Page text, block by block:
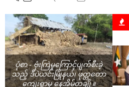
ပုံစာ - ဗုံးကြဲမှု‌ကြောင့်ပျက်စီးခဲ့
သည့် ဒီပဲယင်းမြိုနယ်၊ ဖုတ္တတော
ကျေးရွာမှ နေအိမ်တချို့။